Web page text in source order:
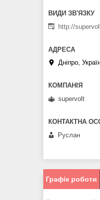
http://
Дніпро,
supervolt
Руслан
Графік роботи